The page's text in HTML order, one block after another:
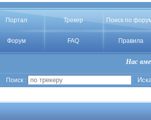
Портал Трекер Поиск по
Форум FAQ Правила
Нас
Поиск :